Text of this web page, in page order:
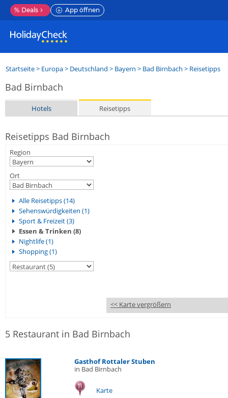
% Deals App öffnen
Startseite> Europa> Deutschland > Bayern > Bad Birnbach > Reisetipps
Bad Birnbach
Hotels Reisetipps
Reisetipps Bad Birnbach
Region
Ort
Alle Reisetipps (14)
Sehenswürdigkeiten (1)
Sport & Freizeit (3)
Essen & Trinken (8)
Nightlife (1)
Shopping (1)
<< Karte vergrößern
5 Restaurant in Bad Birnbach
Gasthof Rottaler Stuben
in Bad Birnbach
Karte